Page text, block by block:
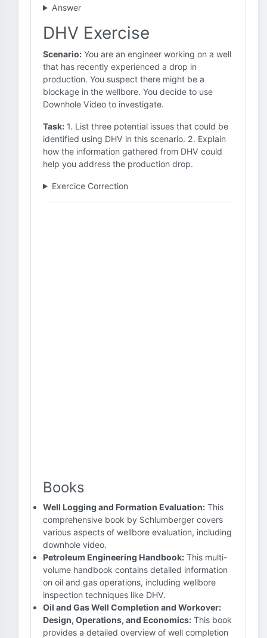
Answer
DHV Exercise
Scenario: You are an engineer working on a well
that has recently experienced a drop in
production. You suspect there might be a
blockage in the wellbore. You decide to use
Downhole Video to investigate.
Task: 1. List three potential issues that could be
identified using DHV in this scenario. 2. Explain
how the information gathered from DHV could
help you address the production drop.
Exercice Correction
Books
Well Logging and Formation Evaluation: This
comprehensive book by Schlumberger covers
various aspects of wellbore evaluation, including
downhole video.
Petroleum Engineering Handbook: This multi-
volume handbook contains detailed information
on oil and gas operations, including wellbore
inspection techniques like DHV.
Oil and Gas Well Completion and Workover:
Design, Operations, and Economics: This book
provides a detailed overview of well completion